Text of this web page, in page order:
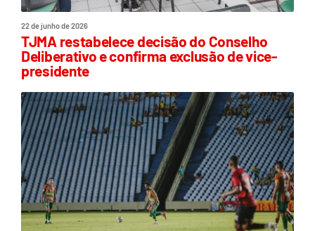
22 de junho de 2026
TJMA restabelece decisão do Conselho
Deliberativo e confirma exclusão de vice-
presidente